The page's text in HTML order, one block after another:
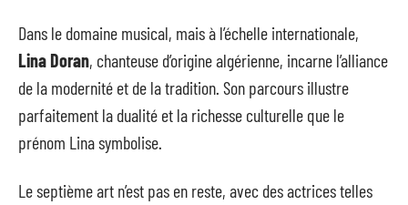
Dans le domaine musical, mais à l’échelle internationale,
Lina Doran, chanteuse d’origine algérienne, incarne l’alliance
de la modernité et de la tradition. Son parcours illustre
parfaitement la dualité et la richesse culturelle que le
prénom Lina symbolise.
Le septième art n’est pas en reste, avec des actrices telles